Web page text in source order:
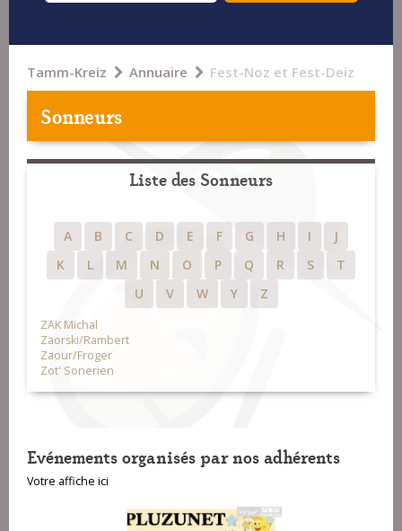
Tamm-Kreiz Annuaire Fest-Noz et Fest-Deiz
Sonneurs
Liste des Sonneurs
A B C D E F G H I
J
K
L M N O P Q R S
T
U
V W Y Z
ZAK Michal
Zaorski/Rambert
Zaour/Froger
Zot' Sonerien
Evénements organisés par nos adhérents
Votre affiche ici